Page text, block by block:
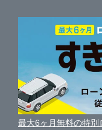
沖縄県
中古車人気ランキン
自動車ローンを調べ
ガリバーの自動車ロ
車買い替えの基礎知
車を売る時よくあ
便利な査定サービス
中古車買取相場（
車の個人売買ガイド
新車・中古車カタ
車の燃費を調べる
車種別クチコミ
車比較サイト
サイトマップ
サイトの使用条件
利用規約
最大6ヶ月無料の特別